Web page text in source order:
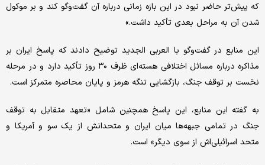
که پیش‌تر حاضر نبود در این بازه زمانی درباره آن گفت‌وگو کند و بر موکول
شدن آن به مراحل بعدی تأکید داشت.»
این منابع در گفت‌وگو با العربی الجدید توضیح دادند که پاسخ ایران بر
مذاکره درباره مسائل اختلافی هسته‌ای ظرف ۳۰ روز تأکید دارد و در مرحله
نخست بر توقف جنگ، بازگشایی تنگه هرمز و پایان محاصره متمرکز است.
به گفته این منابع، این پاسخ همچنین شامل «تعهد متقابل به توقف
جنگ در تمامی جبهه‌ها میان ایران و متحدانش از یک سو و آمریکا و
متحد اسرائیلی‌اش از سوی دیگر» است.